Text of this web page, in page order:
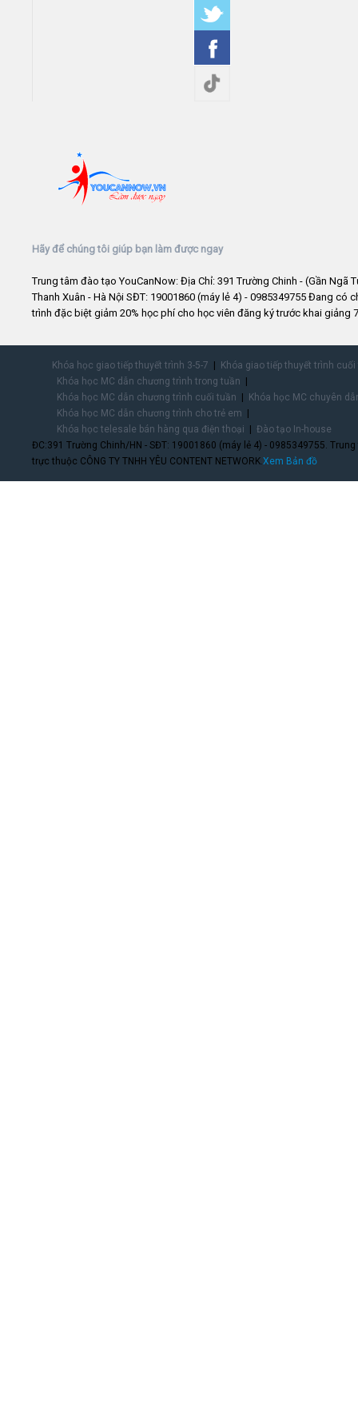
Hãy để chúng tôi giúp bạn làm được ngay
Trung tâm đào tạo YouCanNow: Địa Chỉ: 391 Trường Chinh - (Gần Ngã
Thanh Xuân - Hà Nội SĐT: 19001860 (máy lẻ 4) - 0985349755 Đang có
trình đặc biệt giảm 20% học phí cho học viên đăng ký trước khai giảng
Khóa học giao tiếp thuyết trình 3-5-7
Khóa giao tiếp thuyết trình
Khóa học MC dẫn chương trình trong tuần
Khóa học MC dẫn chương trình cuối tuần
Khóa học MC chuyên
Khóa học MC dẫn chương trình cho trẻ em
Khóa học telesale bán hàng qua điện thoại
Đào tạo In-house
ĐC:391 Trường Chinh/HN - SĐT: 19001860 (máy lẻ 4) - 0985349755.
trực thuộc CÔNG TY TNHH YÊU CONTENT NETWORK.Xem Bản đồ